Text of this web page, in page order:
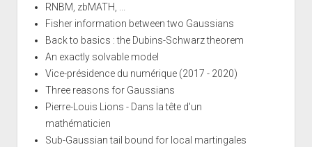
RNBM, zbMATH, ...
Fisher information between two Gaussians
Back to basics : the Dubins-Schwarz theorem
An exactly solvable model
Vice-présidence du numérique (2017 - 2020)
Three reasons for Gaussians
Pierre-Louis Lions - Dans la tête d'un
mathématicien
Sub-Gaussian tail bound for local martingales